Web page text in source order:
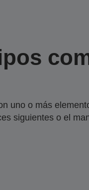
uno o más
siguientes o el